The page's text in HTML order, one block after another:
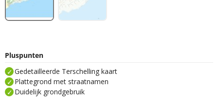
Pluspunten
Gedetailleerde Terschelling kaart
Plattegrond met straatnamen
Duidelijk grondgebruik